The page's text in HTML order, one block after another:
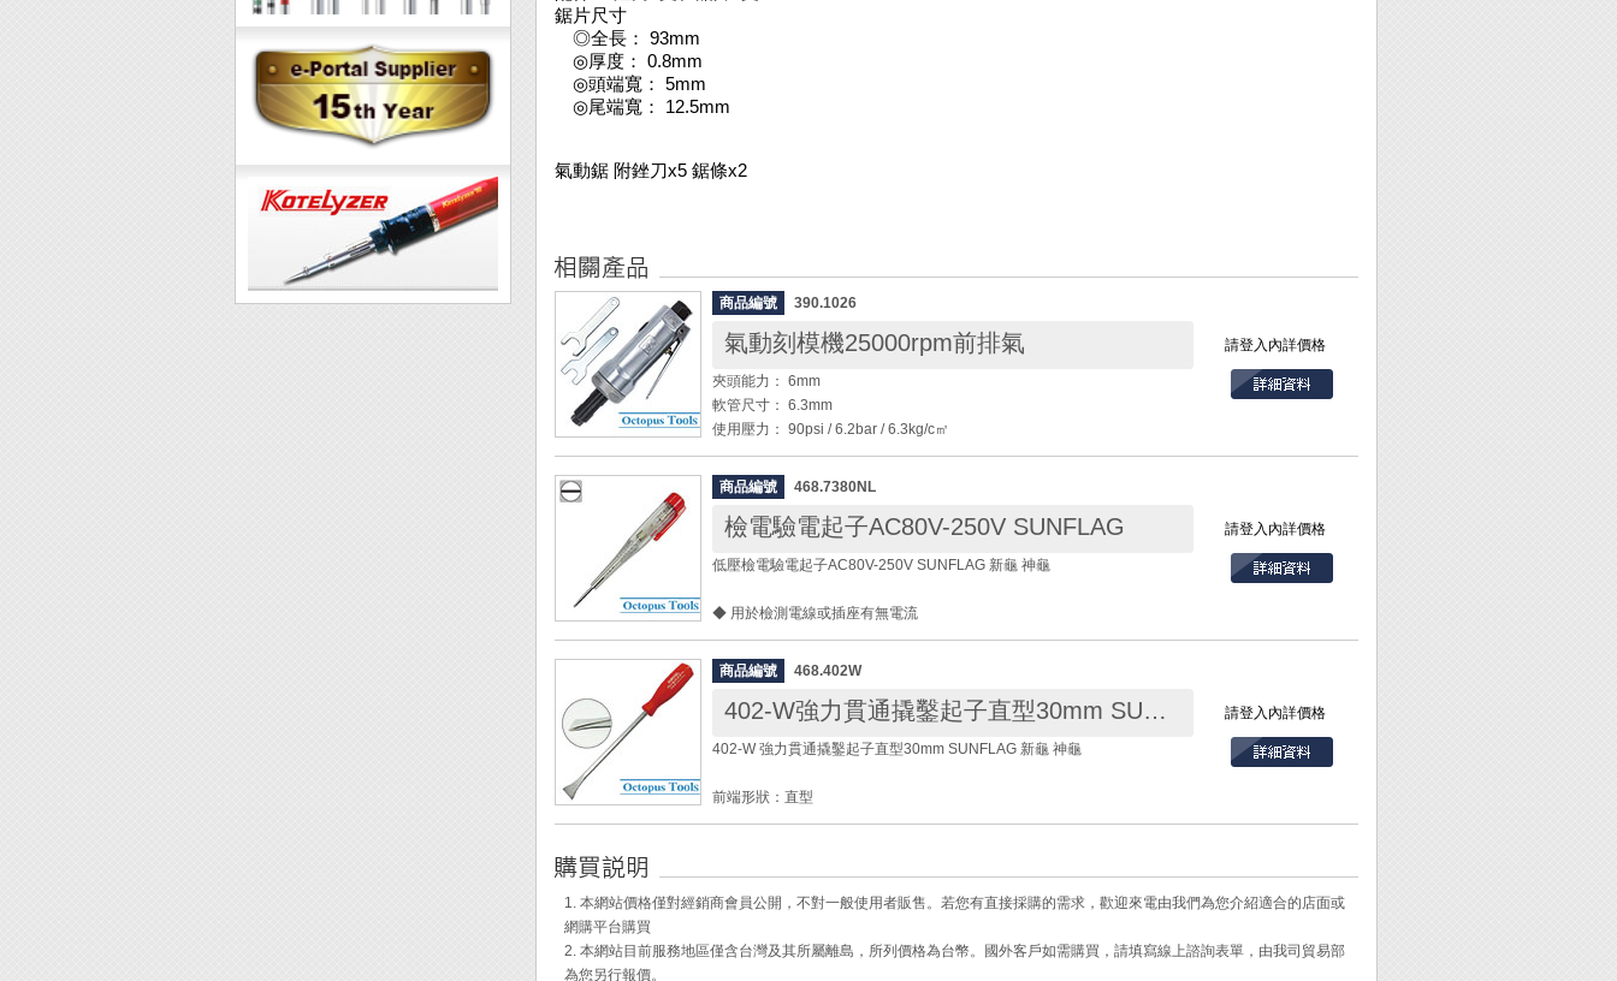
鋸片尺寸
◎全長： 93mm
◎厚度： 0.8mm
◎頭端寬： 5mm
◎尾端寬： 12.5mm
氣動鋸 附銼刀x5 鋸條x2
商品編號 390.1026
氣動刻模機25000rpm前排氣 請登入內詳價格
夾頭能力： 6mm
軟管尺寸： 6.3mm
使用壓力： 90psi / 6.2bar / 6.3kg/c㎡
全長： 146mm
重量： 0.36kg
無負荷迴轉速： 25000r.p.m.
空氣消耗量： 0.4㎥/min
◆ 前端排氣新機種，可吹除切削研磨碎屑
商品編號 468.7380NL
檢電驗電起子AC80V-250V SUNFLAG 請登入內詳價格
低壓檢電驗電起子AC80V-250V SUNFLAG 新龜 神龜
◆ 用於檢測電線或插座有無電流
◆ 檢電起子沾到水或油，或手潮濕的狀況下禁止使用。
◆ 請先確認燈泡是否損壞，使用時請勿直接接觸筆尖金屬部分，避免觸電。
◆ 請在商品的檢電範圍之內使用。
◎ AC： 80V ~ 250V
頭寬： 3 mm
厚度： 0.4 mm
全長： 120 mm
重量： 30g
[使用方法]:
商品編號 468.402W
402-W強力貫通撬鑿起子直型30mm SUNFLAG 請登入內詳價格
402-W 強力貫通撬鑿起子直型30mm SUNFLAG 新龜 神龜
前端形狀：直型
軸部材質：鉻釩鋼
軸長：230mm
1. 本網站價格僅對經銷商會員公開，不對一般使用者販售。若您有直接採購的需求，歡迎來電由我們為您介紹適合的店面或
網購平台購買
2. 本網站目前服務地區僅含台灣及其所屬離島，所列價格為台幣。國外客戶如需購買，請填寫線上諮詢表單，由我司貿易部
為您另行報價。